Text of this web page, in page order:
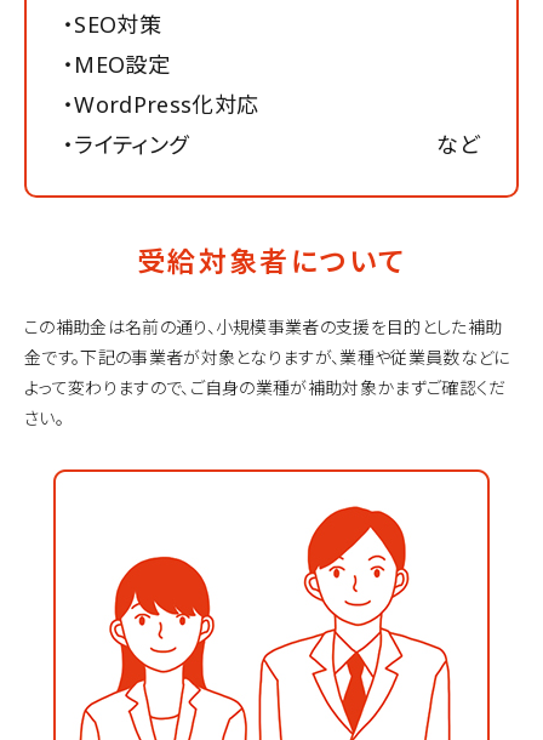
・SEO対策
・MEO設定
・WordPress化対応
・ライティング
など
受給対象者について
この補助金は名前の通り、小規模事業者の支援を目的とした補助
金です。下記の事業者が対象となりますが、業種や従業員数などに
よって変わりますので、ご自身の業種が補助対象かまずご確認くだ
さい。